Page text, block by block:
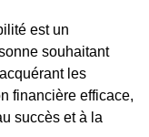
est un
souhaitant
les
financière efficace,
succès et à la